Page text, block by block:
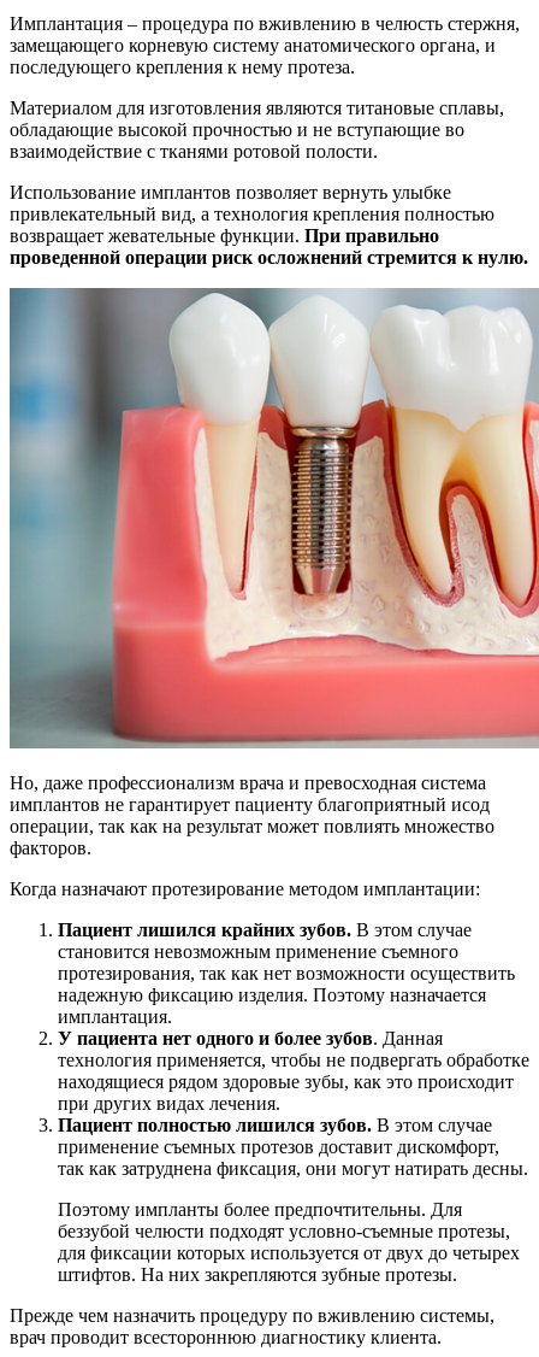
Имплантация – процедура по вживлению в челюсть стержня,
замещающего корневую систему анатомического органа, и
последующего крепления к нему протеза.
Материалом для изготовления являются титановые сплавы,
обладающие высокой прочностью и не вступающие во
взаимодействие с тканями ротовой полости.
Использование имплантов позволяет вернуть улыбке
привлекательный вид, а технология крепления полностью
возвращает жевательные функции. При правильно
проведенной операции риск осложнений стремится к нулю.
Но, даже профессионализм врача и превосходная система
имплантов не гарантирует пациенту благоприятный исод
операции, так как на результат может повлиять множество
факторов.
Когда назначают протезирование методом имплантации:
Пациент лишился крайних зубов. В этом случае
становится невозможным применение съемного
протезирования, так как нет возможности осуществить
надежную фиксацию изделия. Поэтому назначается
имплантация.
У пациента нет одного и более зубов. Данная
технология применяется, чтобы не подвергать обработке
находящиеся рядом здоровые зубы, как это происходит
при других видах лечения.
Пациент полностью лишился зубов. В этом случае
применение съемных протезов доставит дискомфорт,
так как затруднена фиксация, они могут натирать десны.
Поэтому импланты более предпочтительны. Для
беззубой челюсти подходят условно-съемные протезы,
для фиксации которых используется от двух до четырех
штифтов. На них закрепляются зубные протезы.
Прежде чем назначить процедуру по вживлению системы,
врач проводит всестороннюю диагностику клиента.